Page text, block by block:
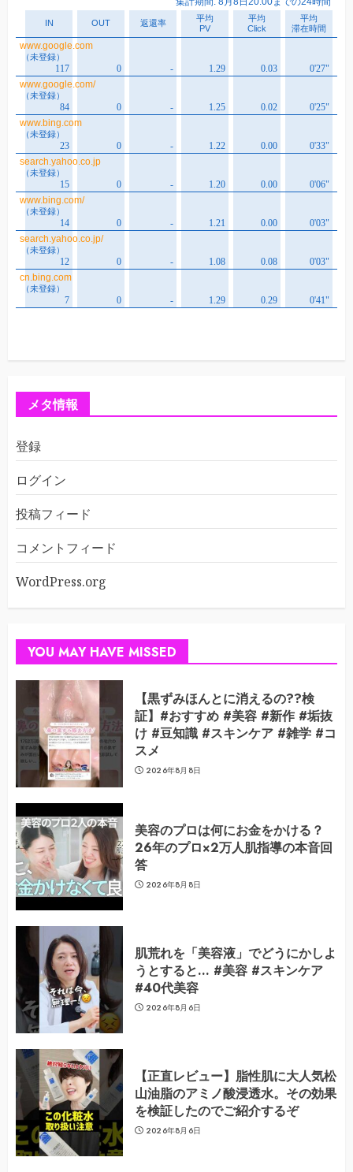
メタ情報
登録
ログイン
投稿フィード
コメントフィード
WordPress.org
YOU MAY HAVE MISSED
【黒ずみほんとに消えるの??検
証】#おすすめ #美容 #新作 #垢抜
け #豆知識 #スキンケア #雑学 #コ
スメ
2026年8月8日
美容のプロは何にお金をかける？
26年のプロ×2万人肌指導の本音回
答
2026年8月8日
肌荒れを「美容液」でどうにかしよ
うとすると… #美容 #スキンケア
#40代美容
2026年8月6日
【正直レビュー】脂性肌に大人気松
山油脂のアミノ酸浸透水。その効果
を検証したのでご紹介するぞ
2026年8月6日